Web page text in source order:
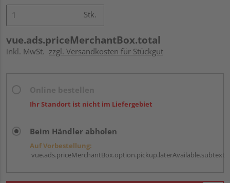
Stk.
vue.ads.priceMerchantBox.total
inkl. MwSt. zzgl. Versandkosten für Stückgut
Ihr Standort ist nicht im Liefergebiet
Beim Händler abholen
Auf Vorbestellung:
vue.ads.priceMerchantBox.option.pickup.laterAvailable.subtext